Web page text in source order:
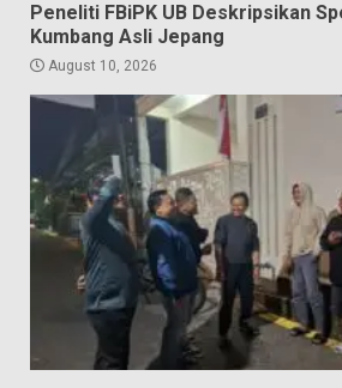
Peneliti FBiPK UB Deskripsikan
Kumbang Asli Jepang
August 10, 2026